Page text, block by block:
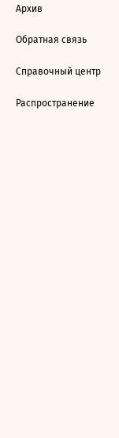
Архив
Обратная связь
Справочный центр
Распространение